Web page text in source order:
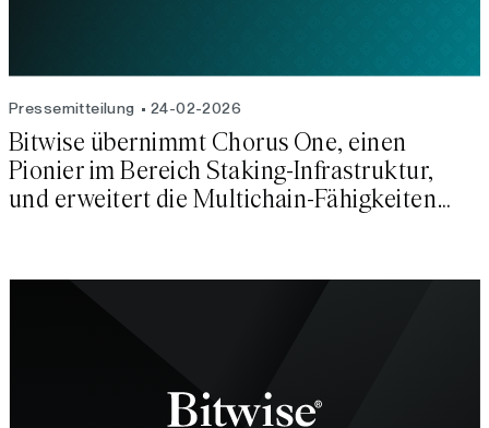
Pressemitteilung 24-02-2026
Bitwise übernimmt Chorus One, einen
Pionier im Bereich Staking-Infrastruktur,
und erweitert die Multichain-Fähigkeiten